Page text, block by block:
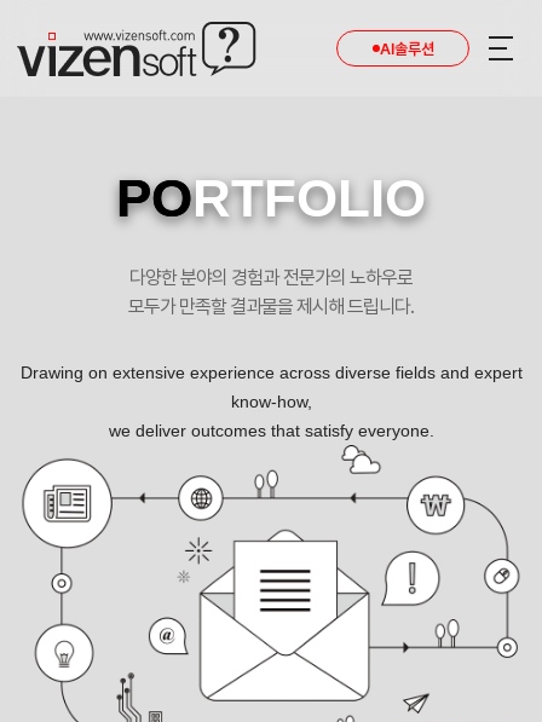
AI솔루션
PORTFOLIO
다양한 분야의 경험과 전문가의 노하우로
모두가 만족할 결과물을 제시해 드립니다.
Drawing on extensive experience across diverse fields and expert
know-how,
we deliver outcomes that satisfy everyone.